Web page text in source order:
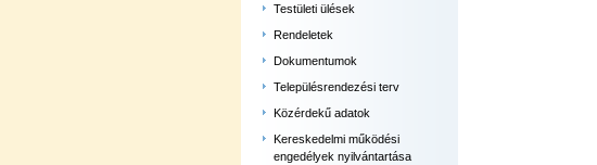
Testületi ülések
Rendeletek
Dokumentumok
Településrendezési terv
Közérdekű adatok
Kereskedelmi működési
engedélyek nyilvántartása